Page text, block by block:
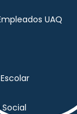
UAQ